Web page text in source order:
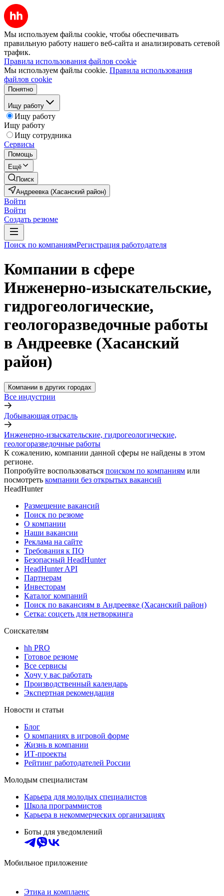
Мы используем файлы cookie, чтобы обеспечивать
правильную работу нашего веб-сайта и анализировать сетевой
трафик.
Правила использования файлов cookie
Мы используем файлы cookie. Правила использования
файлов cookie
Понятно
Ищу работу
Ищу работу
Ищу работу
Ищу сотрудника
Сервисы
Помощь
Ещё
Поиск
Андреевка (Хасанский район)
Войти
Войти
Создать резюме
Поиск по компаниямРегистрация работодателя
Компании в сфере
Инженерно-изыскательские,
гидрогеологические,
геологоразведочные работы
в Андреевке (Хасанский
район)
Компании в других городах
Все индустрии
Добывающая отрасль
Инженерно-изыскательские, гидрогеологические,
геологоразведочные работы
К сожалению, компании данной сферы не найдены в этом
регионе.
Попробуйте воспользоваться поиском по компаниям или
посмотреть компании без открытых вакансий
HeadHunter
Размещение вакансий
Поиск по резюме
О компании
Наши вакансии
Реклама на сайте
Требования к ПО
Безопасный HeadHunter
HeadHunter API
Партнерам
Инвесторам
Каталог компаний
Поиск по вакансиям в Андреевке (Хасанский район)
Сетка: соцсеть для нетворкинга
Соискателям
hh PRO
Готовое резюме
Все сервисы
Хочу у вас работать
Производственный календарь
Экспертная рекомендация
Новости и статьи
Блог
О компаниях в игровой форме
Жизнь в компании
ИТ-проекты
Рейтинг работодателей России
Молодым специалистам
Карьера для молодых специалистов
Школа программистов
Карьера в некоммерческих организациях
Боты для уведомлений
Мобильное приложение
Этика и комплаенс